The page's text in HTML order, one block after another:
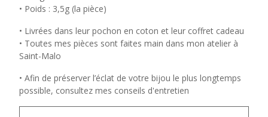
• Poids : 3,5g (la pièce)
• Livrées dans leur pochon en coton et leur coffret cadeau
• Toutes mes pièces sont faites main dans mon atelier à
Saint-Malo
• Afin de préserver l’éclat de votre bijou le plus longtemps
possible, consultez mes conseils d'entretien